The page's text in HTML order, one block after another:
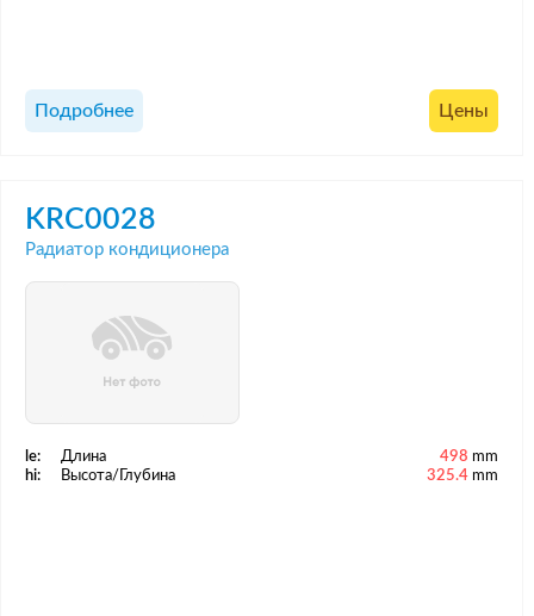
Подробнее Цены
KRC0028
Радиатор кондиционера
le: Длина 498 mm
hi:
Высота/Глубина 325.4 mm